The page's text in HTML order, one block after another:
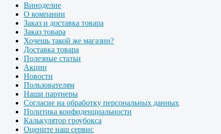
Виноделие
О компании
Заказ и доставка товара
Заказ товара
Хочешь такой же магазин?
Доставка товара
Полезные статьи
Акции
Новости
Пользователям
Наши партнеры
Согласие на обработку персональных данных
Политика конфиденциальности
Калькулятор гроубокса
Оцените наш сервис